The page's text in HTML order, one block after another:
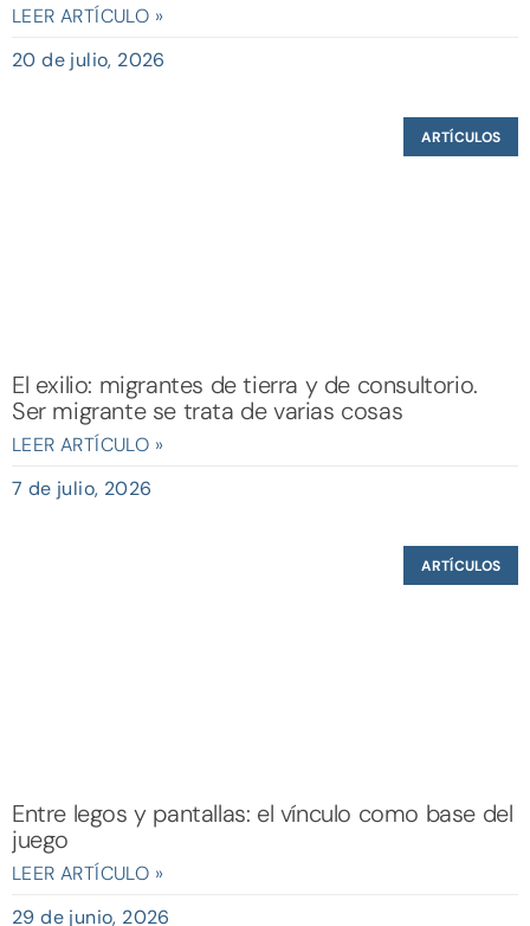
LEER ARTÍCULO »
20 de julio, 2026
ARTÍCULOS
El exilio: migrantes de tierra y de consultorio.
Ser migrante se trata de varias cosas
LEER ARTÍCULO »
7 de julio, 2026
ARTÍCULOS
Entre legos y pantallas: el vínculo como base del
juego
LEER ARTÍCULO »
29 de junio, 2026